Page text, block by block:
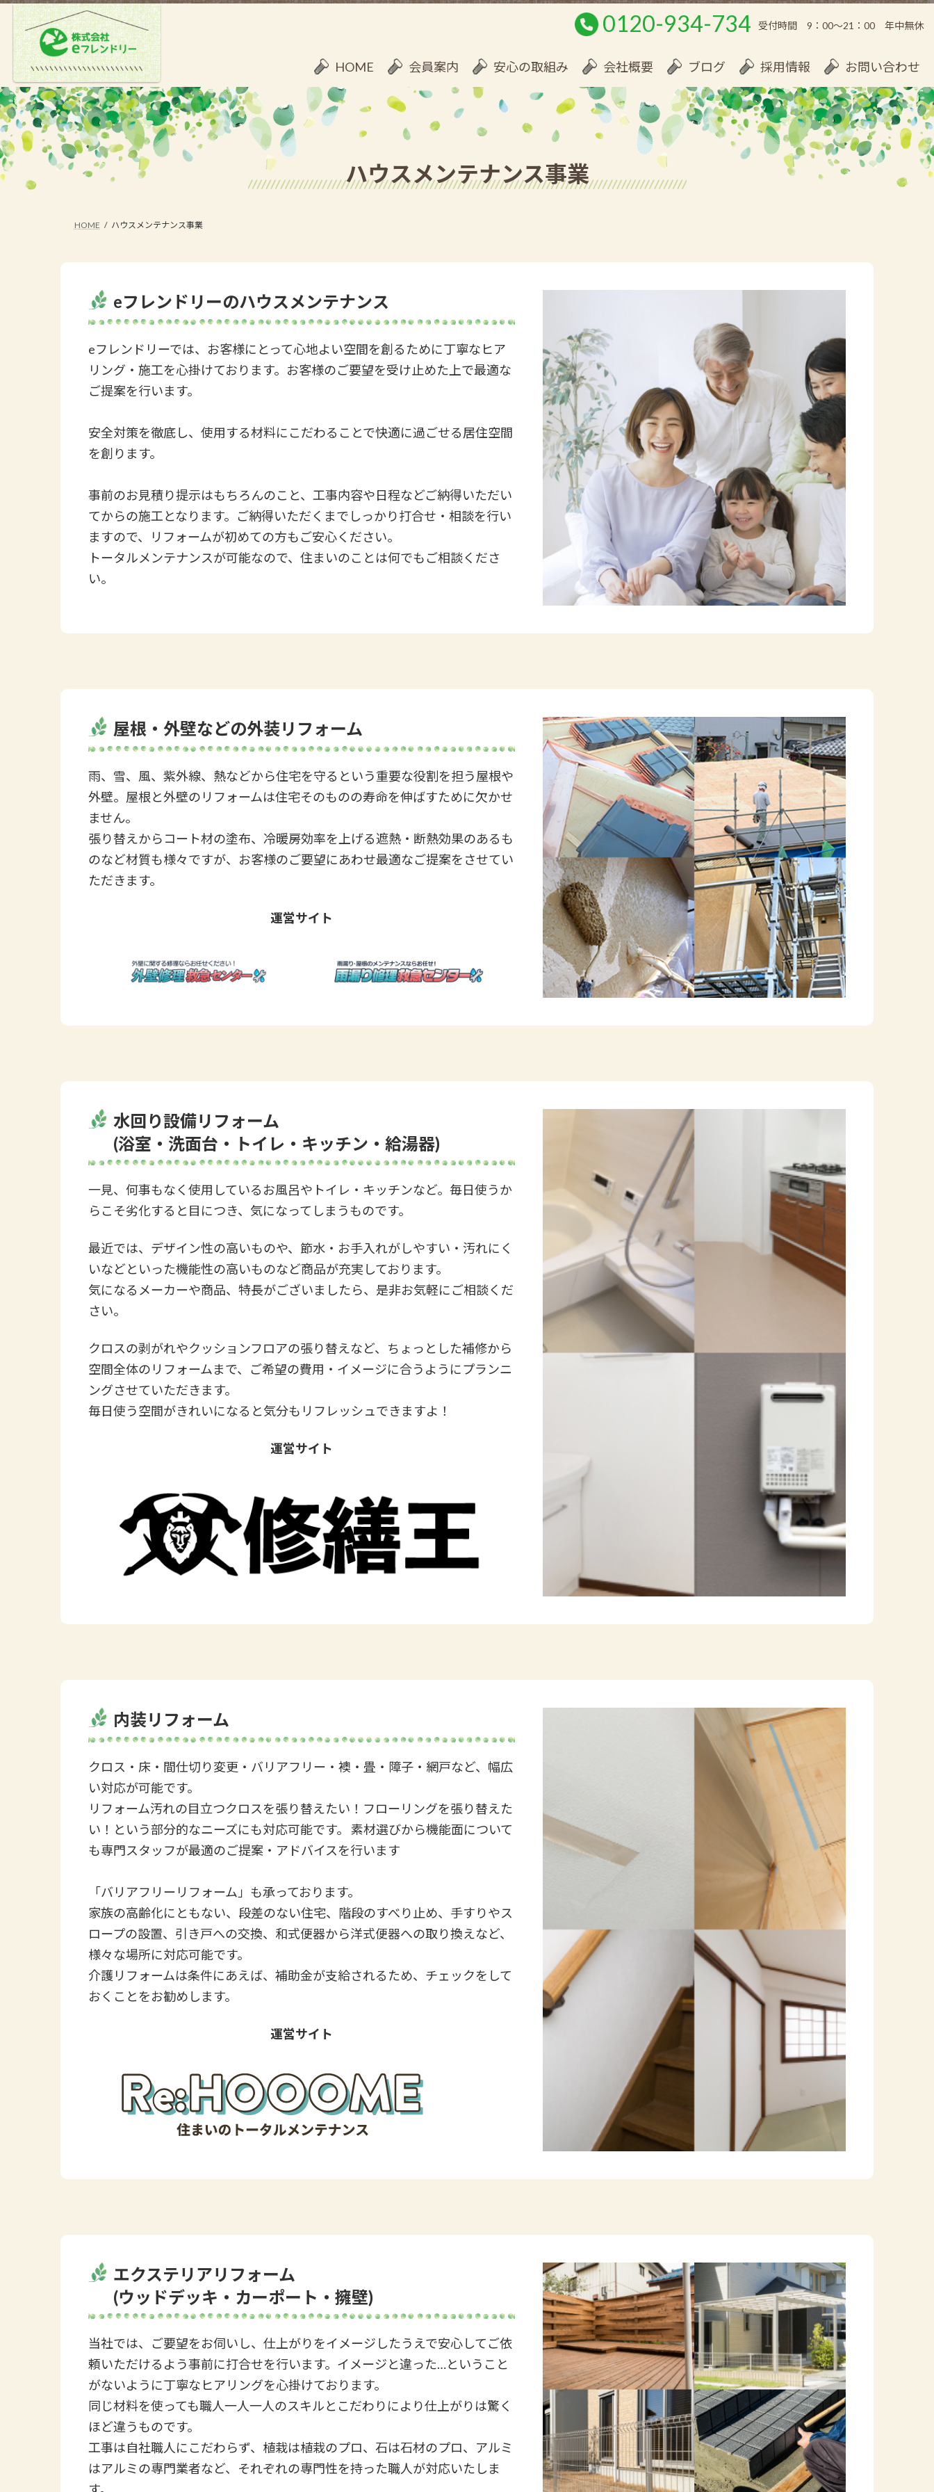
へ
ス
キ
ッ
プ
ョ
ン
に
移
動
0120-934-734 受付時間 9：00～21：00 年中無休
HOME 会員案内 安心の取組み 会社概要 ブログ 採用情報 お問い合わせ
ハウスメンテナンス事業
HOME ハウスメンテナンス事業
eフレンドリーのハウスメンテナンス
eフレンドリーでは、お客様にとって心地よい空間を創るために丁寧なヒア
リング・施工を心掛けております。お客様のご要望を受け止めた上で最適な
ご提案を行います。
安全対策を徹底し、使用する材料にこだわることで快適に過ごせる居住空間
を創ります。
事前のお見積り提示はもちろんのこと、工事内容や日程などご納得いただい
てからの施工となります。ご納得いただくまでしっかり打合せ・相談を行い
ますので、リフォームが初めての方もご安心ください。
トータルメンテナンスが可能なので、住まいのことは何でもご相談くださ
い。
屋根・外壁などの外装リフォーム
雨、雪、風、紫外線、熱などから住宅を守るという重要な役割を担う屋根や
外壁。屋根と外壁のリフォームは住宅そのものの寿命を伸ばすために欠かせ
ません。
張り替えからコート材の塗布、冷暖房効率を上げる遮熱・断熱効果のあるも
のなど材質も様々ですが、お客様のご要望にあわせ最適なご提案をさせてい
ただきます。
運営サイト
水回り設備リフォーム
(浴室・洗面台・トイレ・キッチン・給湯器)
一見、何事もなく使用しているお風呂やトイレ・キッチンなど。毎日使うか
らこそ劣化すると目につき、気になってしまうものです。
最近では、デザイン性の高いものや、節水・お手入れがしやすい・汚れにく
いなどといった機能性の高いものなど商品が充実しております。
気になるメーカーや商品、特長がございましたら、是非お気軽にご相談くだ
さい。
クロスの剥がれやクッションフロアの張り替えなど、ちょっとした補修から
空間全体のリフォームまで、ご希望の費用・イメージに合うようにプランニ
ングさせていただきます。
毎日使う空間がきれいになると気分もリフレッシュできますよ！
運営サイト
内装リフォーム
クロス・床・間仕切り変更・バリアフリー・襖・畳・障子・網戸など、幅広
い対応が可能です。
リフォーム汚れの目立つクロスを張り替えたい！フローリングを張り替えた
い！という部分的なニーズにも対応可能です。 素材選びから機能面について
も専門スタッフが最適のご提案・アドバイスを行います
「バリアフリーリフォーム」も承っております。
家族の高齢化にともない、段差のない住宅、階段のすべり止め、手すりやス
ロープの設置、引き戸への交換、和式便器から洋式便器への取り換えなど、
様々な場所に対応可能です。
介護リフォームは条件にあえば、補助金が支給されるため、チェックをして
おくことをお勧めします。
運営サイト
エクステリアリフォーム
(ウッドデッキ・カーポート・擁壁)
当社では、ご要望をお伺いし、仕上がりをイメージしたうえで安心してご依
頼いただけるよう事前に打合せを行います。イメージと違った…ということ
がないように丁寧なヒアリングを心掛けております。
同じ材料を使っても職人一人一人のスキルとこだわりにより仕上がりは驚く
ほど違うものです。
工事は自社職人にこだわらず、植栽は植栽のプロ、石は石材のプロ、アルミ
はアルミの専門業者など、それぞれの専門性を持った職人が対応いたしま